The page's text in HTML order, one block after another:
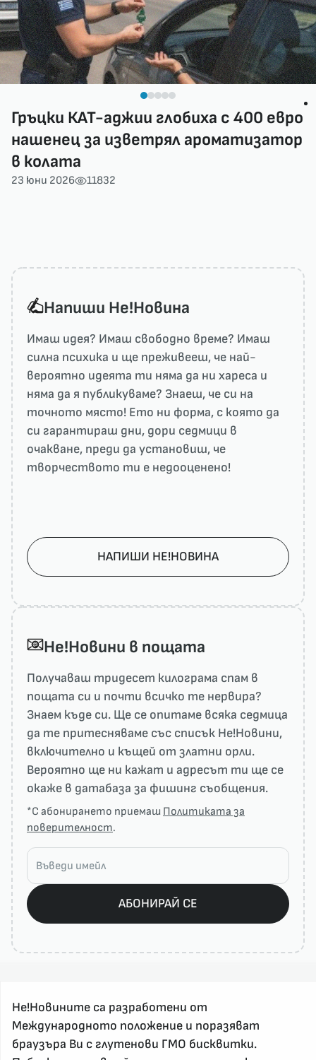
Гръцки КАТ-аджии глобиха с 400 евро
нашенец за изветрял ароматизатор
в колата
23 юни 2026 11832
Напиши He!Новина
Имаш идея? Имаш свободно време? Имаш
силна психика и ще преживееш, че най-
вероятно идеята ти няма да ни харесa и
няма да я публикуваме? Знаеш, че си на
точното място! Ето ни форма, с която да
си гарантираш дни, дори седмици в
очакване, преди да установиш, че
творчеството ти е недооценено!
НАПИШИ НЕ!НОВИНА
He!Новини в пощата
Получаваш тридесет килограма спам в
пощата си и почти всичко те нервира?
Знаем къде си. Ще се опитаме всяка седмица
да те притесняваме със списък He!Новини,
включително и къщей от златни орли.
Вероятно ще ни кажат и адресът ти ще се
окаже в датабаза за фишинг съобщения.
*С абонирането приемаш Политиката за
поверителност.
АБОНИРАЙ СЕ
Не!Новините са разработени от
Международното положение и поразяват
браузъра Ви с глутенови ГМО бисквитки.